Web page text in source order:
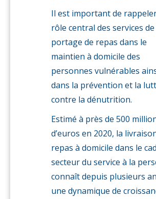
Il est important de
rôle central des services de
portage de repas dans le
maintien à domicile des
personnes vulnérables
dans la prévention et la
contre la dénutrition.
Estimé à près de 500
d’euros en 2020, la
repas à domicile dans le
secteur du service à la
connaît depuis plusieurs
une dynamique de